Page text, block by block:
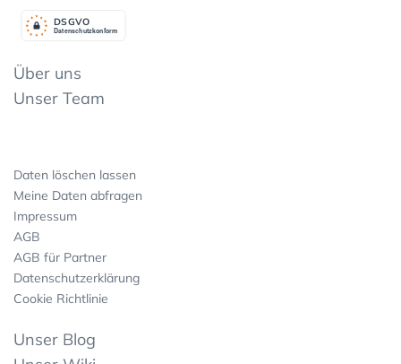
Datenschutzkonform
DSGVO
Über uns
Unser Team
Daten löschen lassen
Meine Daten abfragen
Impressum
AGB
AGB für Partner
Datenschutzerklärung
Cookie Richtlinie
Unser Blog